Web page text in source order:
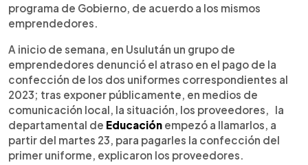
programa de Gobierno, de acuerdo a los mismos
emprendedores.
A inicio de semana, en Usulután un grupo de
emprendedores denunció el atraso en el pago de la
confección de los dos uniformes correspondientes al
2023; tras exponer públicamente, en medios de
comunicación local, la situación, los proveedores, la
departamental de Educación empezó a llamarlos, a
partir del martes 23, para pagarles la confección del
primer uniforme, explicaron los proveedores.